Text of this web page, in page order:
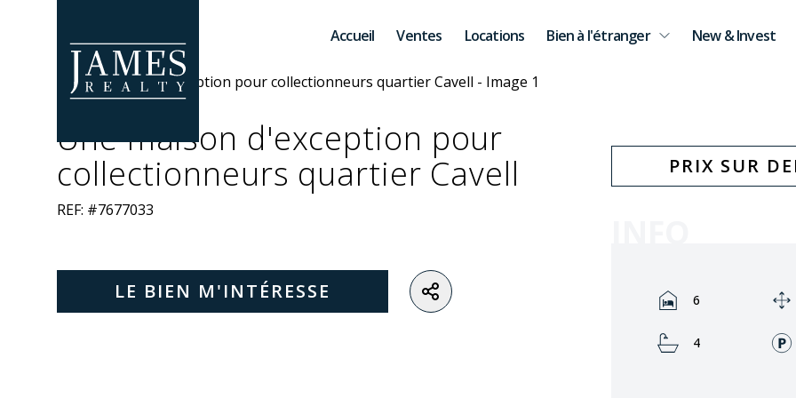
Accueil
Ventes Locations Bien à l'étranger New & Invest
Une maison d'exception pour
collectionneurs quartier Cavell
REF: #7677033
LE BIEN M'INTÉRESSE
PRIX SUR
Rooms:
6
Bathrooms:
4